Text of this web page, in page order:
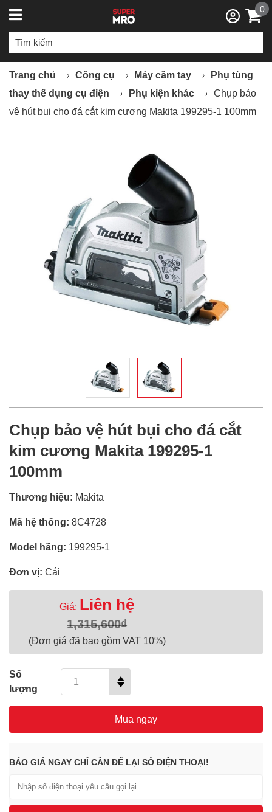
0
Trang chủ Công cụ Máy cầm tay
Phụ tùng
thay thế dụng cụ điện
Phụ kiện khác
Chụp bảo
vệ hút bụi cho đá cắt kim cương Makita 199295-1 100mm
Chụp bảo vệ hút bụi cho đá cắt
kim cương Makita 199295-1
100mm
Thương hiệu: Makita
Mã hệ thống: 8C4728
Model hãng: 199295-1
Đơn vị: Cái
Giá: Liên hệ
1,315,600₫
(Đơn giá đã bao gồm VAT 10%)
Số
lượng
Mua ngay
BÁO GIÁ NGAY CHỈ CẦN ĐỂ LẠI SỐ ĐIỆN THOẠI!